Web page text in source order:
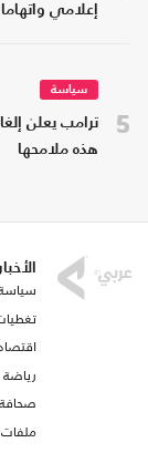
إعلامي
5
سياسة
ترامب يعلن
هذه ملامحها
الأخبار
رياضة
صحافة
ملفات